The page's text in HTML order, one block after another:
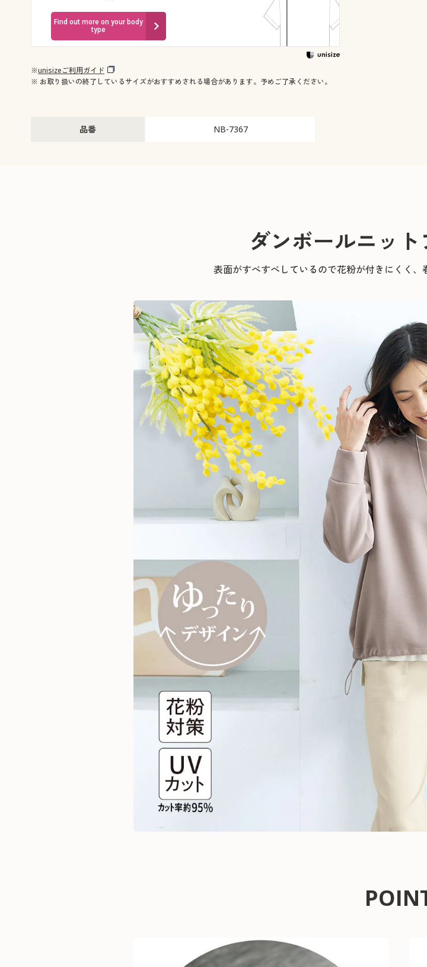
Find out more on your body
type
※unisizeご利用ガイド
※ お取り扱いの終了しているサイズがおすすめされる場合があります。予めご了承ください。
品番 NB-7367
ダンボールニッ
表面がすべすべしているので花粉が付きにくく、